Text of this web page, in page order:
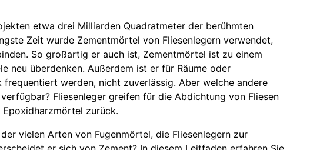
etwa drei Milliarden Quadratmeter der berühmten
Zeit wurde Zementmörtel von Fliesenlegern verwendet,
So großartig er auch ist, Zementmörtel ist zu einem
neu überdenken. Außerdem ist er für Räume oder
werden, nicht zuverlässig. Aber welche andere
Fliesenleger greifen für die Abdichtung von Fliesen
zurück.
vielen Arten von Fugenmörtel, die Fliesenlegern zur